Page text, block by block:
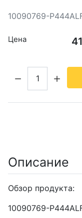
10090769-
Цена
Описание
Обзор продукта:
10090769-